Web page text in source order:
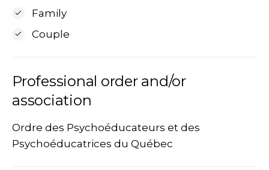
Family
Couple
Professional order and/or
association
Ordre des Psychoéducateurs et des
Psychoéducatrices du Québec